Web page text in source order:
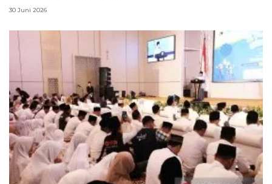
30 Juni 2026